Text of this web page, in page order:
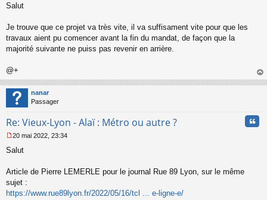
e
s
g
e
o
n
l
u
Salut
Je trouve que ce projet va très vite, il va suffisament vite pour que les
travaux aient pu comencer avant la fin du mandat, de façon que la
majorité suivante ne puiss pas revenir en arrière.
@+
au
nanar
Passager
Re: Vieux-Lyon - Alaï : Métro ou autre ?
e
s
a
g
e
20 mai 2022, 23:34
Salut
Article de Pierre LEMERLE pour le journal Rue 89 Lyon, sur le même
sujet :
https://www.rue89lyon.fr/2022/05/16/tcl ... e-ligne-e/